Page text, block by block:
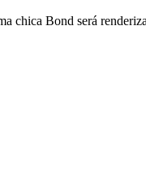
chica Bond será